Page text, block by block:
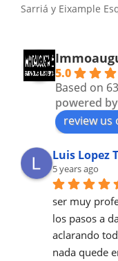
Sarriá y Eixample
5.0
Based on
powered by
review us
Luis Lopez
5 years ago
ser muy
los pasos a
aclarando
nada quede